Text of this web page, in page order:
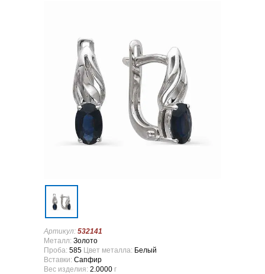
Артикул: 532141
Металл: Золото
Проба: 585 Цвет металла: Белый
Вставки: Сапфир
Вес изделия: 2.0000 г